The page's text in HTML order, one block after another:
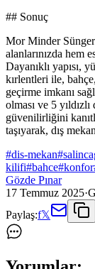
## Sonuç
Mor Minder
alanlarınızda hem
Dayanıklı yapısı,
kırlentleri ile,
geçirme imkanı
olması ve 5
güvenilirliğini
taşıyarak, dış
#dis-mekan#
kilifi#bahce#konfor
Gözde Pınar
17 Temmuz 2025·
Paylaş:f𝕏